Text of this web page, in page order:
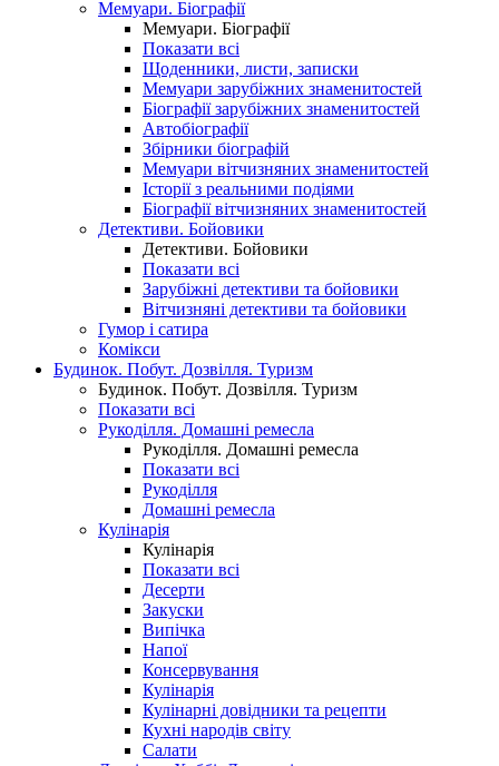
Мемуари. Біографії
Мемуари. Біографії
Показати всі
Щоденники, листи, записки
Мемуари зарубіжних знаменитостей
Біографії зарубіжних знаменитостей
Автобіографії
Збірники біографій
Мемуари вітчизняних знаменитостей
Історії з реальними подіями
Біографії вітчизняних знаменитостей
Детективи. Бойовики
Детективи. Бойовики
Показати всі
Зарубіжні детективи та бойовики
Вітчизняні детективи та бойовики
Гумор і сатира
Комікси
Будинок. Побут. Дозвілля. Туризм
Будинок. Побут. Дозвілля. Туризм
Показати всі
Рукоділля. Домашні ремесла
Рукоділля. Домашні ремесла
Показати всі
Рукоділля
Домашні ремесла
Кулінарія
Кулінарія
Показати всі
Десерти
Закуски
Випічка
Напої
Консервування
Кулінарія
Кулінарні довідники та рецепти
Кухні народів світу
Салати